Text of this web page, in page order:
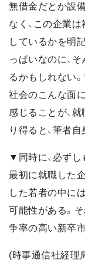
無借金だとか設
なく、この企業
しているかを明
っぱいなのに、
るかもしれない
社会のこんな面
感じることが、
り得ると、筆者
▼同時に、必ずし
最初に就職した
した若者の中に
可能性がある。
争率の高い新卒
(時事通信社経理